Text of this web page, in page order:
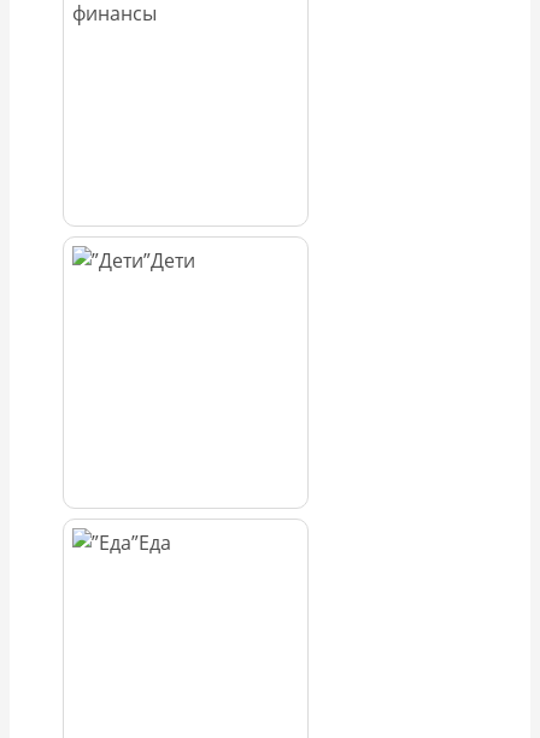
финансы
Дети
Еда